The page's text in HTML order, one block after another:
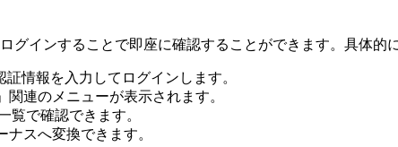
インすることで即座に確認することができます。具体的
情報を入力してログインします。
連のメニューが表示されます。
覧で確認できます。
スへ変換できます。